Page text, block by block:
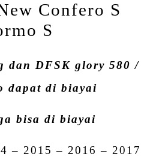
Confero S
S
dan DFSK glory 580 /
dapat di biayai
bisa di biayai
– 2015 – 2016 – 2017